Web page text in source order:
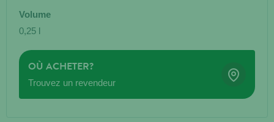
Volume
0,25 l
OÙ ACHETER?
Trouvez un revendeur